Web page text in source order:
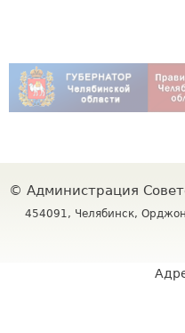
© Администрация
454091, Челябинск,